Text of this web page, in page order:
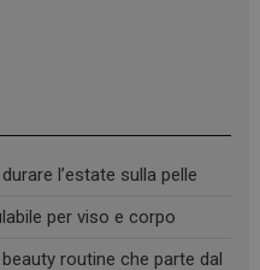
l’estate sulla pelle
per viso e corpo
routine che parte dal